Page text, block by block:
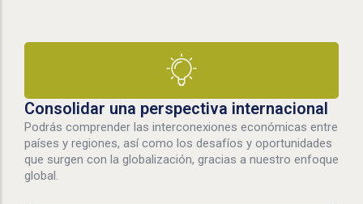
Consolidar una perspectiva internacional
Podrás comprender las interconexiones económicas entre
países y regiones, así como los desafíos y oportunidades
que surgen con la globalización, gracias a nuestro enfoque
global.